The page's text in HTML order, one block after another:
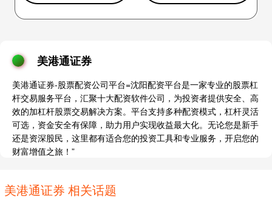
美港通证券
美港通证券-股票配资公司平台=沈阳配资平台是一家专业的股票杠
杆交易服务平台，汇聚十大配资软件公司，为投资者提供安全、高
效的加杠杆股票交易解决方案。平台支持多种配资模式，杠杆灵活
可选，资金安全有保障，助力用户实现收益最大化。无论您是新手
还是资深股民，这里都有适合您的投资工具和专业服务，开启您的
财富增值之旅！”
美港通证券 相关话题